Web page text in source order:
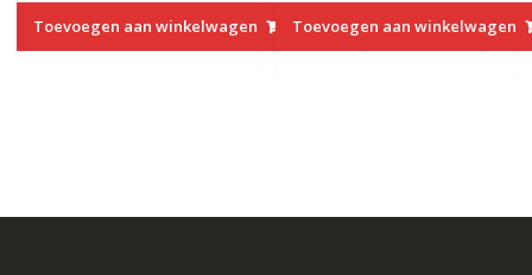
was:
€27.00.
is:
€14.40.
Toevoegen aan winkelwagen
was:
€27.00.
is:
€14.40.
Toevoegen aan winkelwagen